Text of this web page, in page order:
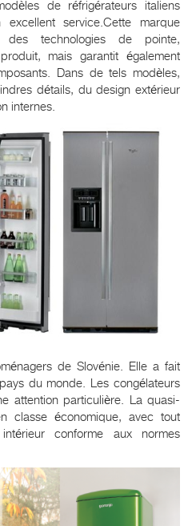
de réfrigérateurs italiens
service.Cette marque
des technologies de pointe,
mais garantit également
Dans de tels modèles,
détails, du design extérieur
internes.
de Slovénie. Elle a fait
du monde. Les congélateurs
attention particulière. La quasi-
classe économique, avec tout
conforme aux normes